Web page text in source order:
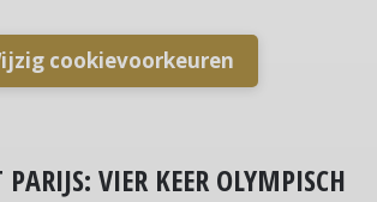
cookievoorkeuren
VIER KEER OLYMPISCH